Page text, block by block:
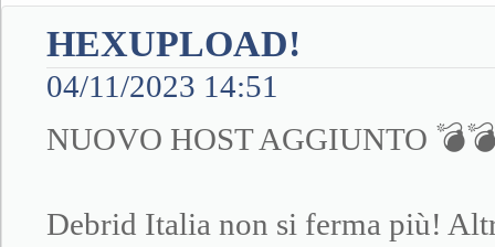
HEXUPLOAD!
04/11/2023 14:51
NUOVO HOST AGGIUNTO
Debrid Italia non si ferma più!